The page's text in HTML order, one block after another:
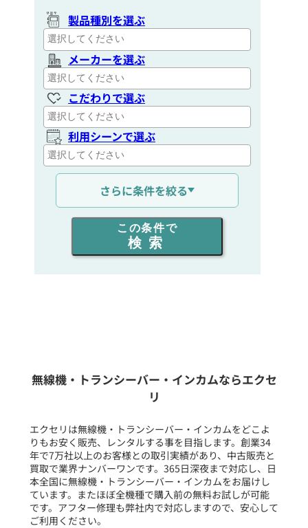
製品種別を選ぶ
メーカーを選ぶ
こだわりで選ぶ
利用シーンで選ぶ
通信距離を選ぶ
出力を選ぶ
同時通話人数を選ぶ
フリーワード入力(製品名等)
選択条件をリセット
さらに条件を絞る
この条件で
検索
無線機・トランシーバー・インカムならエクセ
リ
エクセリは無線機・トランシーバー・インカムをどこよ
りもお安く販売、レンタルする事を目指します。創業34
年で7万社以上のお客様との取引実績があり、中古販売と
買取で業界ナンバーワンです。365日深夜まで対応し、日
本全国に無線機・トランシーバー・インカムをお届けし
ています。またほぼ全機種で購入前の無料お試しが可能
です。アフター修理も弊社内で対応しますので、安心して
ご利用ください。